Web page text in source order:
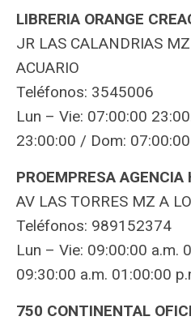
LIBRERIA ORANGE
JR LAS CALANDRIAS
ACUARIO
Teléfonos: 3545006
Lun – Vie: 07:00:00
23:00:00 / Dom:
PROEMPRESA AGENCIA
AV LAS TORRES MZ A
Teléfonos: 989152374
Lun – Vie: 09:00:00 a.m.
09:30:00 a.m. 01:00:00
750 CONTINENTAL